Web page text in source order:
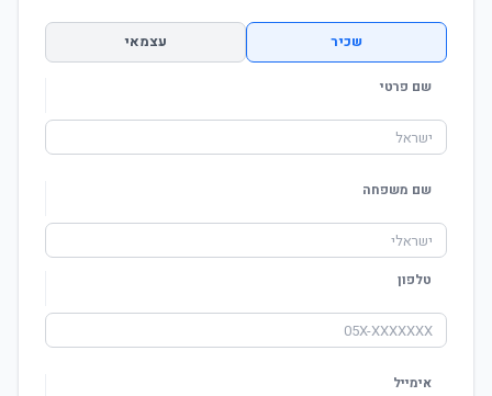
שכיר עצמאי
שם פרטי
שם משפחה
טלפון
אימייל